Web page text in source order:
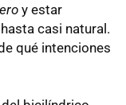
y estar
casi natural.
qué intenciones